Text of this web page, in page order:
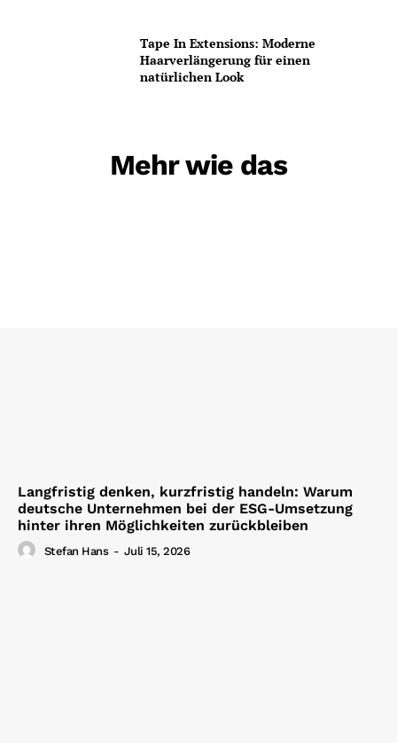
Tape In Extensions: Moderne
Haarverlängerung für einen
natürlichen Look
Mehr wie das
Langfristig denken, kurzfristig handeln: Warum
deutsche Unternehmen bei der ESG-Umsetzung
hinter ihren Möglichkeiten zurückbleiben
Stefan Hans - Juli 15, 2026